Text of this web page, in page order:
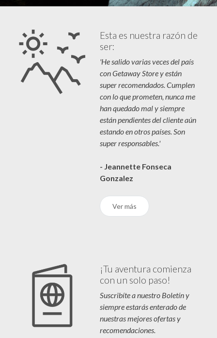
Esta es nuestra razón de
ser:
'He salido varias veces del país
con Getaway Store y están
super recomendados. Cumplen
con lo que prometen, nunca me
han quedado mal y siempre
están pendientes del cliente aún
estando en otros países. Son
super responsables.'
- Jeannette Fonseca
Gonzalez
Ver más
¡Tu aventura comienza
con un solo paso!
Suscribíte a nuestro Boletín y
siempre estarás enterado de
nuestras mejores ofertas y
recomendaciones.